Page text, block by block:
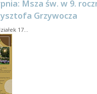
Msza św. w 9.
Grzywocza
17…